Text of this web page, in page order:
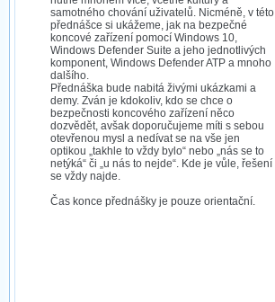
samotného chování uživatelů. Nicméně, v této
přednášce si ukážeme, jak na bezpečné
koncové zařízení pomocí Windows 10,
Windows Defender Suite a jeho jednotlivých
komponent, Windows Defender ATP a mnoho
dalšího.
Přednáška bude nabitá živými ukázkami a
demy. Zván je kdokoliv, kdo se chce o
bezpečnosti koncového zařízení něco
dozvědět, avšak doporučujeme míti s sebou
otevřenou mysl a nedívat se na vše jen
optikou „takhle to vždy bylo“ nebo „nás se to
netýká“ či „u nás to nejde“. Kde je vůle, řešení
se vždy najde.
Čas konce přednášky je pouze orientační.